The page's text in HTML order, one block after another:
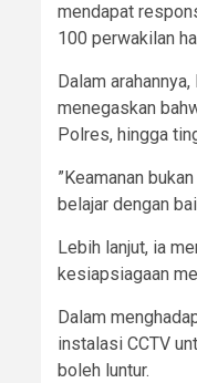
mendapat
100 perwakilan
​Dalam
menegaskan
Polres, hingga
​”Keamanan
belajar dengan
​Lebih lanjut, ia
kesiapsiagaan
​Dalam
instalasi CCTV
boleh luntur.